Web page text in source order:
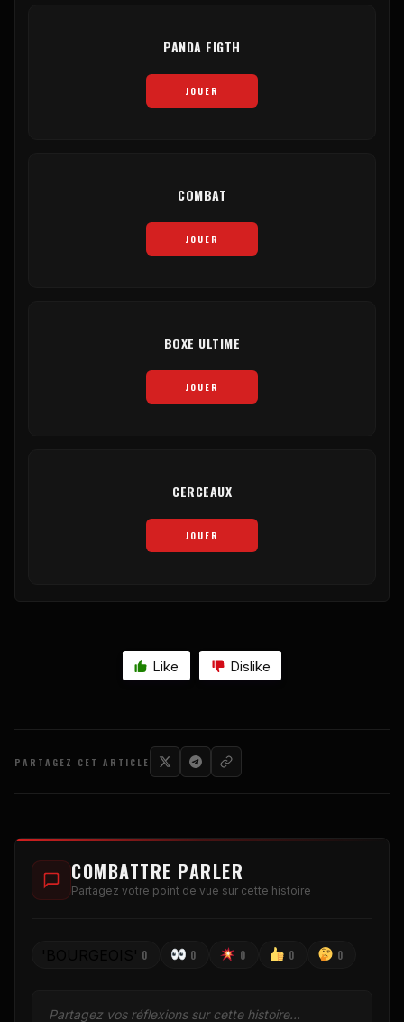
PANDA FIGTH
JOUER
COMBAT
JOUER
BOXE ULTIME
JOUER
CERCEAUX
JOUER
Like Dislike
PARTAGEZ CET ARTICLE
COMBATTRE PARLER
Partagez votre point de vue sur cette histoire
0 0 0 0 0